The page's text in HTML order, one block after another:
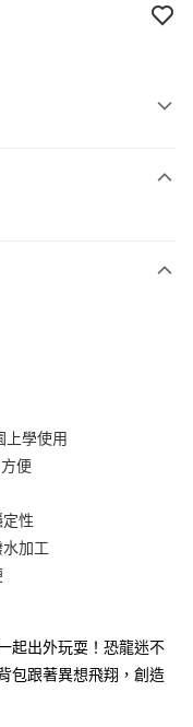
際商業銀行
業銀行
業銀行
際商業銀行
台灣）商業銀行
託商業銀行
即使用無須另外申請。
自動跳轉到大哥付的交易
截止日，確認付款後即完
上學使用
便
性
加工
起出外玩耍！恐龍迷不
包跟著異想飛翔，創造